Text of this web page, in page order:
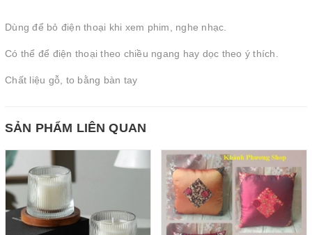
Dùng để bỏ điện thoại khi xem phim, nghe nhạc.
Có thể để điện thoại theo chiều ngang hay dọc theo ý thích.
Chất liệu gỗ, to bằng bàn tay
SẢN PHẨM LIÊN QUAN